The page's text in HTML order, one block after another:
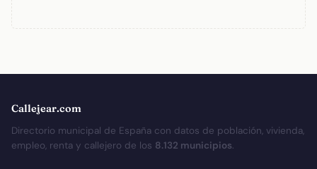
Callejear.com
Directorio municipal de España con datos de población, vivienda,
empleo, renta y callejero de los 8.132 municipios.